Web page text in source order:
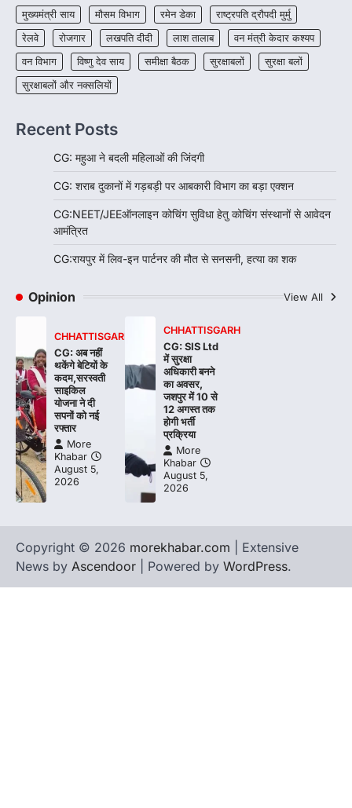
4
रायपुर। राजधानी रायपुर से एक सनसनीखेज मामला
सामने आया है। मुजगहन थाना क्षेत्र के बोरियाकला…
मुख्यमंत्री साय मौसम विभाग रमेन डेका
राष्ट्रपति द्रौपदी मुर्मु
रेलवे
रोजगार लखपति दीदी लाश तालाब
वन मंत्री केदार कश्यप
वन विभाग
विष्णु देव साय समीक्षा बैठक सुरक्षाबलों
सुरक्षा बलों
सुरक्षाबलों और नक्सलियों
Recent Posts
CG: महुआ ने बदली महिलाओं की जिंदगी
CG: शराब दुकानों में गड़बड़ी पर आबकारी विभाग का बड़ा एक्शन
CG:NEET/JEEऑनलाइन कोचिंग सुविधा हेतु कोचिंग संस्थानों से आवेदन
आमंत्रित
CG:रायपुर में लिव-इन पार्टनर की मौत से सनसनी, हत्या का शक
Opinion View All
CHHATTISGARH
CG: अब नहीं
थकेंगे बेटियों के
कदम,सरस्वती
साइकिल
योजना ने दी
सपनों को नई
रफ्तार
More
Khabar
August 5,
2026
CHHATTISGARH
CG: SIS Ltd
में सुरक्षा
अधिकारी बनने
का अवसर,
जशपुर में 10 से
12 अगस्त तक
होगी भर्ती
प्रक्रिया
More
Khabar
August 5,
2026
Copyright © 2026 morekhabar.com | Extensive
News by Ascendoor | Powered by WordPress.